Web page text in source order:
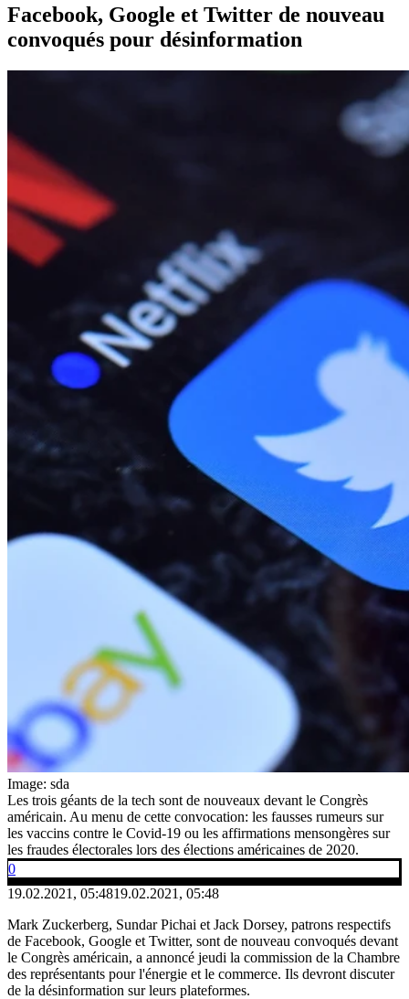
Facebook, Google et Twitter de nouveau
convoqués pour désinformation
Image: sda
Les trois géants de la tech sont de nouveaux devant le Congrès
américain. Au menu de cette convocation: les fausses rumeurs sur
les vaccins contre le Covid-19 ou les affirmations mensongères sur
les fraudes électorales lors des élections américaines de 2020.
0
19.02.2021, 05:4819.02.2021, 05:48
Mark Zuckerberg, Sundar Pichai et Jack Dorsey, patrons respectifs
de Facebook, Google et Twitter, sont de nouveau convoqués devant
le Congrès américain, a annoncé jeudi la commission de la Chambre
des représentants pour l'énergie et le commerce. Ils devront discuter
de la désinformation sur leurs plateformes.